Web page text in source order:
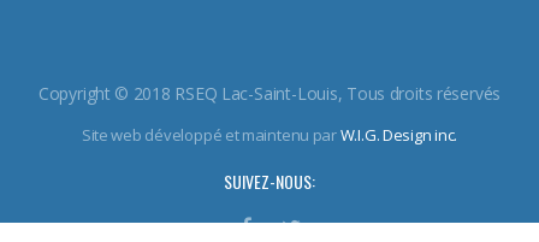
Copyright © 2018 RSEQ Lac-Saint-Louis, Tous droits réservés
Site web développé et maintenu parW.I.G. Design inc.
SUIVEZ-NOUS: